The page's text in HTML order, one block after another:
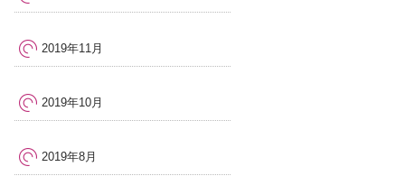
2019年11月
2019年10月
2019年8月